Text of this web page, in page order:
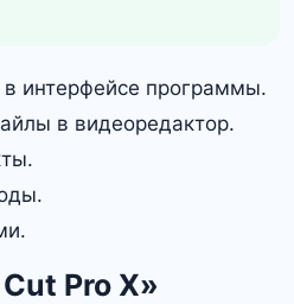
в интерфейсе программы.
в видеоредактор.
Pro X‎»